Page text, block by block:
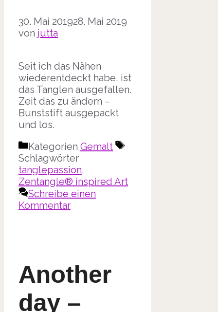
30. Mai 201928. Mai 2019
von jutta
Seit ich das Nähen
wiederentdeckt habe, ist
das Tanglen ausgefallen.
Zeit das zu ändern –
Bunststift ausgepackt
und los.
Kategorien Gemalt
Schlagwörter
tanglepassion,
Zentangle® inspired Art
Schreibe einen
Kommentar
Another
day –